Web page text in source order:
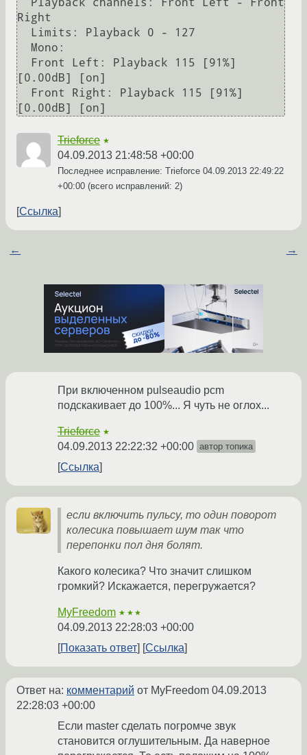
Right
[0.00dB] [on]
Trieforce ★
04.09.2013 21:48:58 +00:00
Последнее исправление: Trieforce 04.09.2013 22:49:22
+00:00 (всего исправлений: 2)
Ссылка
← →
При включенном pulseaudio pcm
подскакивает до 100%... Я чуть не оглох...
Trieforce ★
04.09.2013 22:22:32 +00:00 автор топика
Ссылка
если включить пульсу, то один поворот
колесика повышает шум так что
перепонки пол дня болят.
Какого колесика? Что значит слишком
громкий? Искажается, перегружается?
MyFreedom ★★★
04.09.2013 22:28:03 +00:00
Показать ответ
Ссылка
Ответ на: комментарий от MyFreedom 04.09.2013
22:28:03 +00:00
Если master сделать погромче звук
становится оглушительным. Да наверное